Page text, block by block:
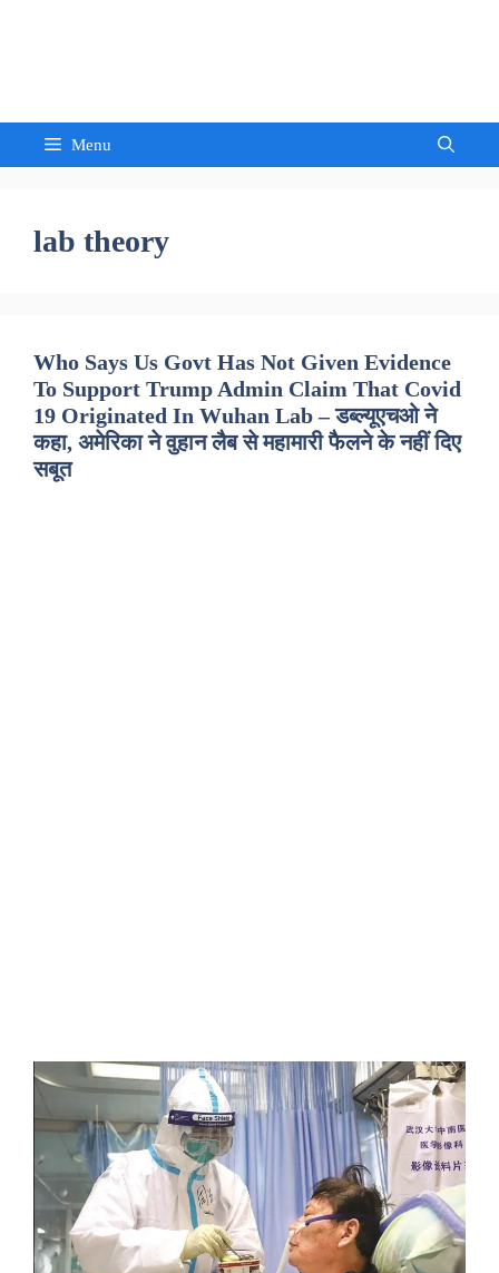
Menu
lab theory
Who Says Us Govt Has Not Given Evidence
To Support Trump Admin Claim That Covid
19 Originated In Wuhan Lab – डब्ल्यूएचओ ने
कहा, अमेरिका ने वुहान लैब से महामारी फैलने के नहीं दिए
सबूत